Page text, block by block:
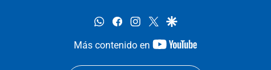
whatsappfacebookinstagram
twittergoogle
Más contenido en
youtube-